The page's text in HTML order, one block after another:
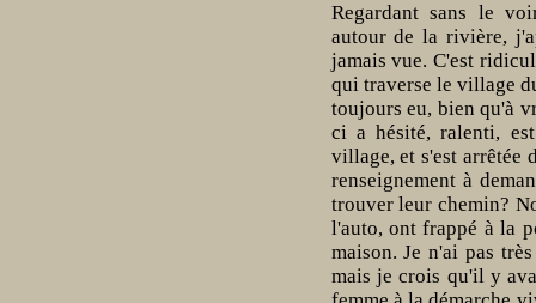
Regardant sans le
autour de la rivière,
jamais vue. C'est
qui traverse le village
toujours eu, bien qu'à
ci a hésité, ralenti,
village, et s'est arrêtée
renseignement à
trouver leur chemin?
l'auto, ont frappé à la
maison. Je n'ai pas
mais je crois qu'il y